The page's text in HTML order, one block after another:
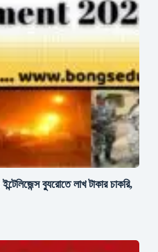
ব্যুরোতে লাখ টাকার চাকরি,